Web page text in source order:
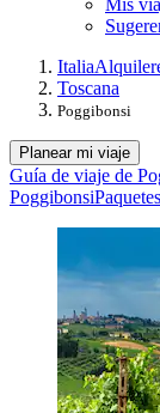
Italia
Toscana
Poggibonsi
Planear mi viaje
Guía de viaje de
Poggibonsi